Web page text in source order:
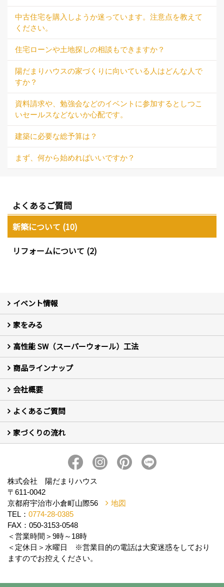
中古住宅を購入しようか迷っています。注意点を教えて
ください。
住宅ローンや土地探しの相談もできますか？
陽だまりハウスの家づくりに向いている人はどんな人で
すか？
資料請求や、勉強会などのイベントに参加するとしつこ
いセールスなどないか心配です。
建築に必要な総予算は？
まず、何から始めればいいですか？
よくあるご質問
新築について (10)
リフォームについて (2)
イベント情報
イベント予告
イベント報告
家をみる
フォトギャラリー
現場レポート
お客様の声
高性能 SW（スーパーウォール）工法
新築住宅の制振SW工法
セミ新築のSW工法（断熱リノベーション）
商品ラインナップ
セミ新築 (商標登録第6729704号) Hi・da・ma・ri の家
完全自由設計 注文住宅
自然素材の家 注文住宅
T-CLASS-北欧風セレクト住宅
会社概要
はじめての方 社長の想い
会社の歴史・陽だまりハウスの意味とは？
スタッフ紹介
スタッフブログ
会社情報
アクセス
会社紹介の動画
プライバシーポリシー
よくあるご質問
新築について (10)
リフォームについて (2)
家づくりの流れ
株式会社 陽だまりハウス
〒611-0042
京都府宇治市小倉町山際56
地図
TEL： 0774-28-0385
FAX：050-3153-0548
＜営業時間＞9時～18時
＜定休日＞水曜日 ※営業目的の電話は大変迷惑をしており
ますのでお控えください。